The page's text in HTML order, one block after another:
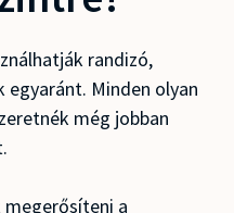
randizó,
egyaránt. Minden olyan
még jobban
a